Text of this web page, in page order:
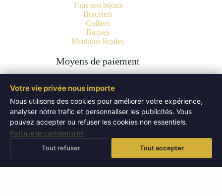
Tous nos bijoux
Bracelets
Colliers
Bagues
Mentions légales
Moyens de paiement
Copyright © 2026 Bijoux Pierres Naturelles | Lithothérapie -
Authentiques Minéraux - WordPress Theme byCreative
Votre vie privée nous importe
Nous utilisons des cookies pour améliorer votre expérience,
analyser notre trafic et personnaliser les publicités. Vous
pouvez accepter ou refuser les cookies non essentiels.
Politique de confidentialité
Tout refuser Tout accepter